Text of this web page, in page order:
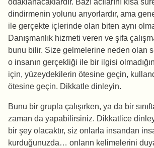
odaklanacaklardır. Bazı acılarını kısa
dindirmenin yolunu arıyorlardır, ama
ile gerçekte içlerinde olan biten aynı
Danışmanlık hizmeti veren ve şifa
bunu bilir. Size gelmelerine neden olan
o insanın gerçekliği ile bir ilgisi
için, yüzeydekilerin ötesine geçin,
ötesine geçin. Dikkatle dinleyin.
Bunu bir grupla çalışırken, ya da bir
zaman da yapabilirsiniz. Dikkatlice
bir şey olacaktır, siz onlarla insandan
kurduğunuzda… onların kelimelerini